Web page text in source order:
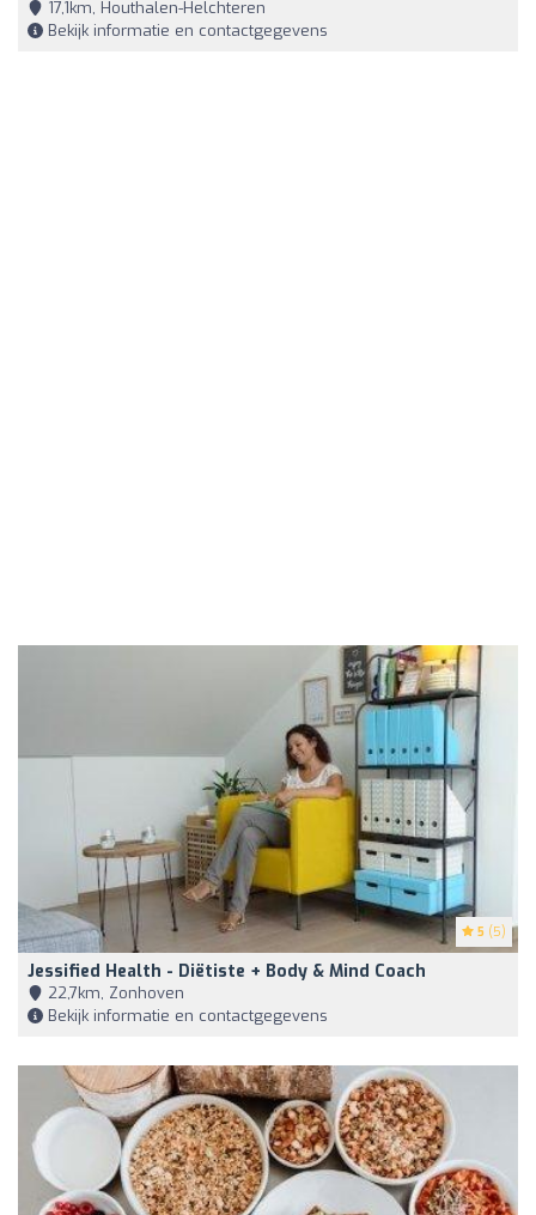
17,1km, Houthalen-Helchteren
Bekijk informatie en contactgegevens
5 (5)
Jessified Health - Diëtiste + Body & Mind Coach
22,7km, Zonhoven
Bekijk informatie en contactgegevens